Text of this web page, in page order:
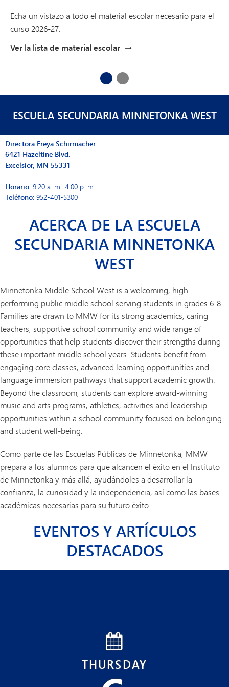
Echa un vistazo a todo el material escolar necesario para el
curso 2026-27.
Ver la lista de material escolar
donde encontrará calendarios, información sobre la escuela
y el distrito, recursos educativos, detalles sobre el
alumnos.
ESCUELA SECUNDARIA MINNETONKA WEST
Directora Freya Schirmacher
6421 Hazeltine Blvd.
Excelsior, MN 55331
Horario:9:20 a. m.-4:00 p. m.
Teléfono:952-401-5300
ACERCA DE LA ESCUELA
SECUNDARIA MINNETONKA
WEST
Minnetonka Middle School West is a welcoming, high-
performing public middle school serving students in grades 6-8.
Families are drawn to MMW for its strong academics, caring
teachers, supportive school community and wide range of
opportunities that help students discover their strengths during
these important middle school years. Students benefit from
engaging core classes, advanced learning opportunities and
language immersion pathways that support academic growth.
Beyond the classroom, students can explore award-winning
music and arts programs, athletics, activities and leadership
opportunities within a school community focused on belonging
and student well-being.
Como parte de las Escuelas Públicas de Minnetonka, MMW
prepara a los alumnos para que alcancen el éxito en el Instituto
de Minnetonka y más allá, ayudándoles a desarrollar la
confianza, la curiosidad y la independencia, así como las bases
académicas necesarias para su futuro éxito.
EVENTOS Y ARTÍCULOS
DESTACADOS
THURSDAY